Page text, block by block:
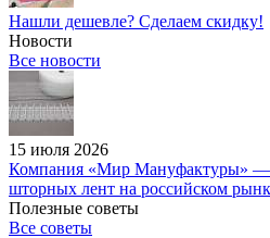
Нашли дешевле? Сделаем скидку!
Новости
Все новости
15 июля 2026
Компания «Мир Мануфактуры»
шторных лент на российском
Полезные советы
Все советы